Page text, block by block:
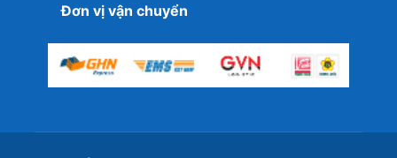
Đơn vị vận chuyển